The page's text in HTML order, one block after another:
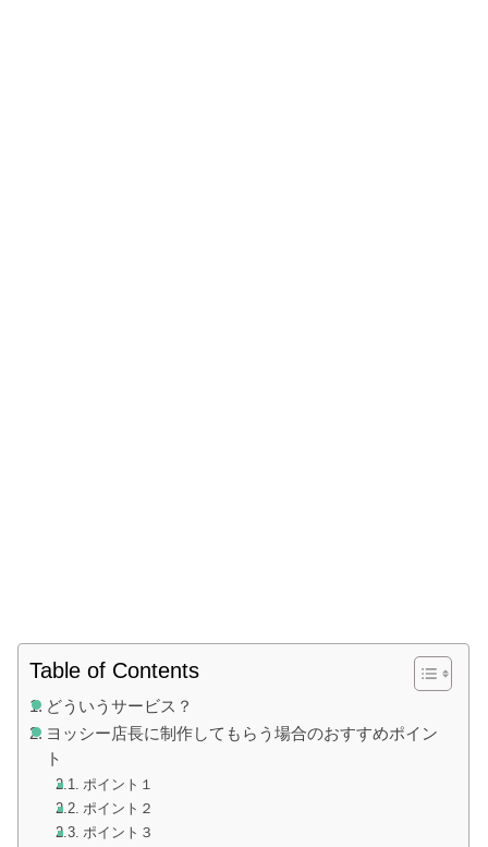
Table of Contents
どういうサービス？
ヨッシー店長に制作してもらう場合のおすすめポイン
ト
ポイント１
ポイント２
ポイント３